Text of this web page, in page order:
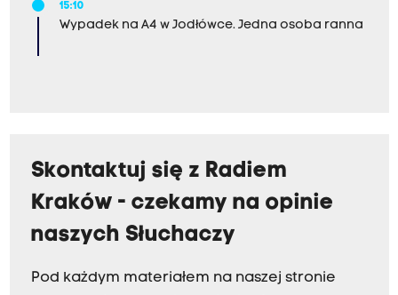
15:10
Wypadek na A4 w Jodłówce. Jedna osoba ranna
Skontaktuj się z Radiem
Kraków - czekamy na opinie
naszych Słuchaczy
Pod każdym materiałem na naszej stronie